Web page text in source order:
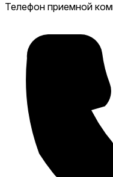
Телефон приемной